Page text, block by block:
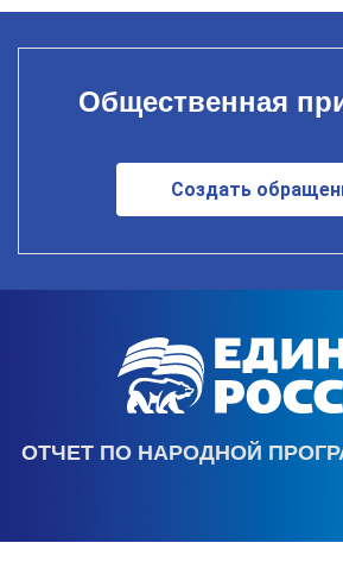
Общественная
Создать
ОТЧЕТ ПО НАРОДНОЙ